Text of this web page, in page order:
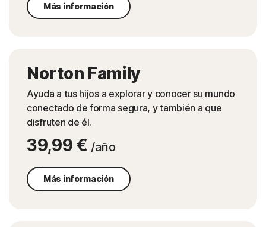
Más información
Norton Family
Ayuda a tus hijos a explorar y conocer su mundo
conectado de forma segura, y también a que
disfruten de él.
39,99 € /año
Más información